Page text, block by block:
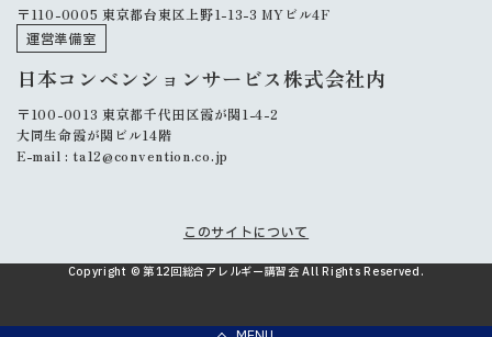
〒110-0005 東京都台東区上野1-13-3 MYビル4F
運営準備室
日本コンベンションサービス株式会社内
〒100-0013 東京都千代田区霞が関1-4-2
大同生命霞が関ビル14階
E-mail : ta12@convention.co.jp
このサイトについて
Copyright © 第12回総合アレルギー講習会 All Rights Reserved.